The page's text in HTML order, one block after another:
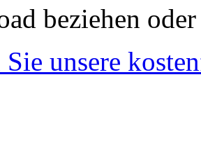
beziehen
Sie unsere